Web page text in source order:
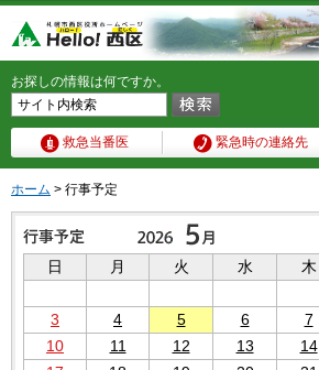
お探しの情報は何ですか。
救急当番医 緊急時の連絡先
ホーム > 行事予定
日 月 火 水 木
3
4 5 6 7
10
11 12 13 14